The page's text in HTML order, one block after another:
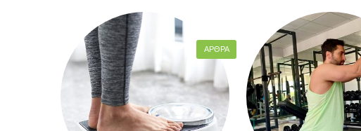
ΆΡΘΡΑ